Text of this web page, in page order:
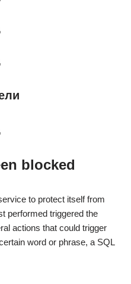
blocked
to protect itself from
performed triggered the
actions that could trigger
word or phrase, a SQL